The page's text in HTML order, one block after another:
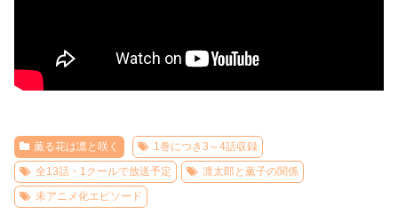
薫る花は凛と咲く
1巻につき3～4話収録
全13話・1クールで放送予定
凛太郎と薫子の関係
未アニメ化エピソード